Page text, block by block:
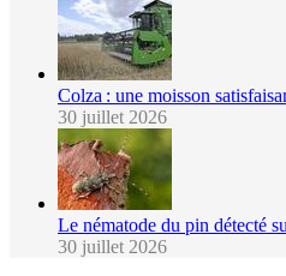
Colza : une moisson
30 juillet 2026
Le nématode du pin détecté
30 juillet 2026